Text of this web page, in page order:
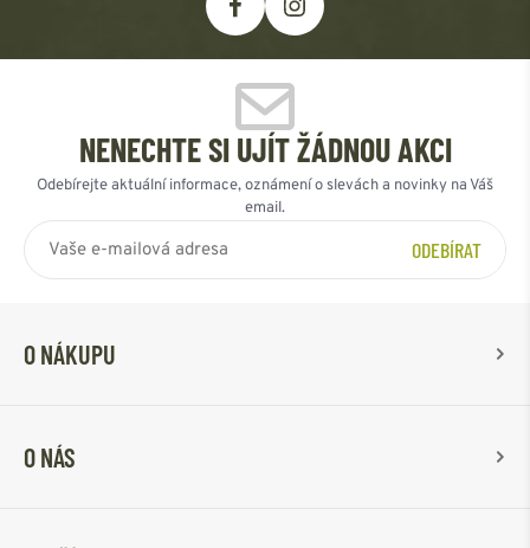
NENECHTE SI UJÍT ŽÁDNOU AKCI
Odebírejte aktuální informace, oznámení o slevách a novinky na Váš
email.
ODEBÍRAT
O NÁKUPU
O NÁS